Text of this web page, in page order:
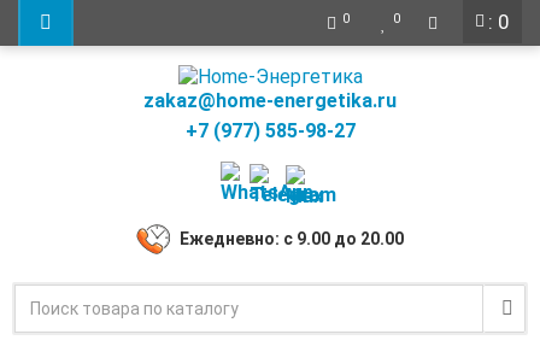
: 0
0 0
zakaz@home-energetika.ru
+7 (977) 585-98-27
Ежедневно: с 9.00 до 20.00